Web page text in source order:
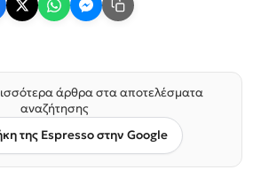
άρθρα στα αποτελέσματα
αναζήτησης
της Espresso στην Google